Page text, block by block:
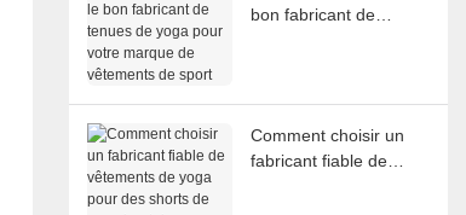
bon fabricant de
Comment choisir un
fabricant fiable de